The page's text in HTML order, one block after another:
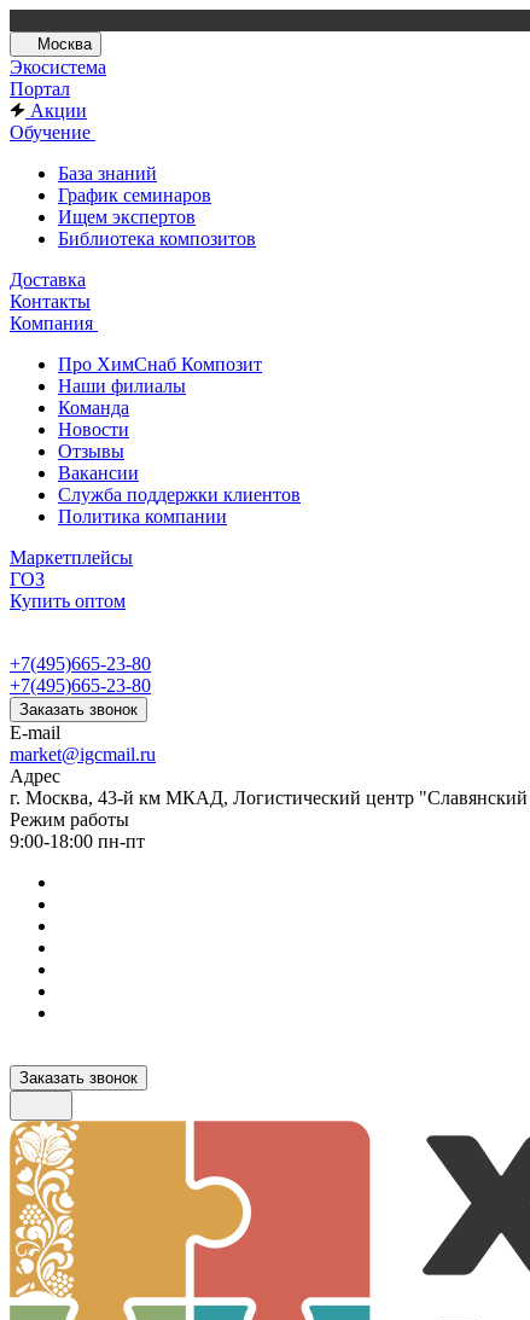
Москва
Экосистема
Портал
Акции
Обучение
База знаний
График семинаров
Ищем экспертов
Библиотека композитов
Доставка
Контакты
Компания
Про ХимСнаб Композит
Наши филиалы
Команда
Новости
Отзывы
Вакансии
Служба поддержки клиентов
Политика компании
Маркетплейсы
ГОЗ
Купить оптом
+7(495)665-23-80
+7(495)665-23-80
Заказать звонок
E-mail
market@igcmail.ru
Адрес
г. Москва, 43-й км МКАД, Логистический центр
Режим работы
9:00-18:00 пн-пт
Заказать звонок